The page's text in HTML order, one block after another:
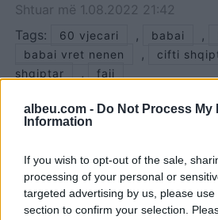
albeu.com - Do Not Process My
Information
If you wish to opt-out of the sale,
processing of your personal or
targeted advertising by us, please
section to confirm your selection.
Shtuar më 1.08.2022 21:42
Tags:
60 vjecari , babai ,
babai vret nenen , cifti
shqiptar
, faji